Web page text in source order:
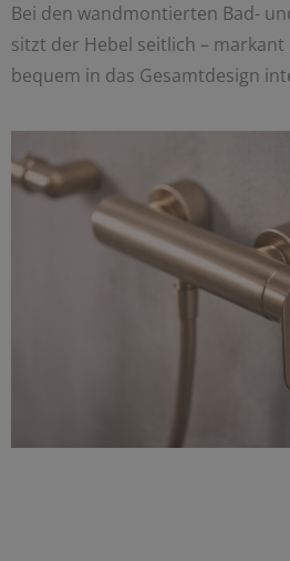
Bei den wandmontierten Bad-
sitzt der Hebel seitlich –
bequem in das Gesamtdesign